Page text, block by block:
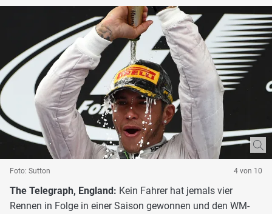
Foto: Sutton 4 von 10
The Telegraph, England: Kein Fahrer hat jemals vier
Rennen in Folge in einer Saison gewonnen und den WM-